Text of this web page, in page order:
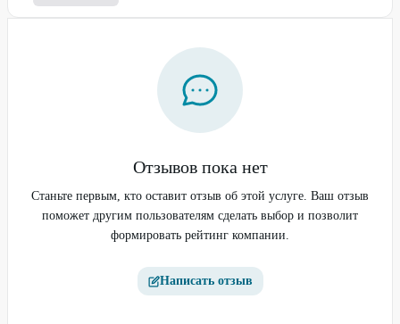
Отзывов пока нет
Станьте первым, кто оставит отзыв об этой услуге. Ваш отзыв
поможет другим пользователям сделать выбор и позволит
формировать рейтинг компании.
Написать отзыв